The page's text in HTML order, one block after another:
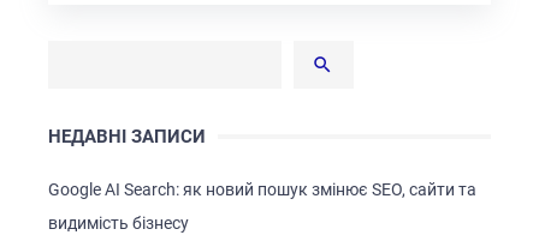
НЕДАВНІ ЗАПИСИ
Google AI Search: як новий пошук змінює SEO, сайти та
видимість бізнесу